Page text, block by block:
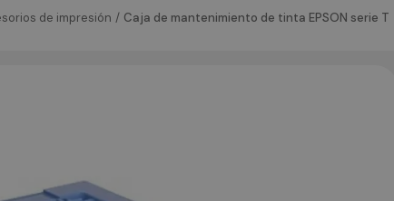
de impresión Caja de mantenimiento de tinta EPSON serie T